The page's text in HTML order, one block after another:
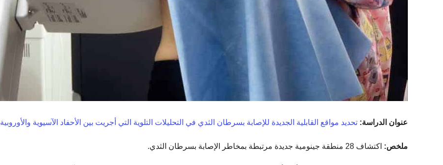
عنوان الدراسة: تحديد مواقع القابلية الجديدة للإصابة بسرطان الثدي في التحليلات التلوية التي أجريت بين الأحفاد الآسيوية والأوروبية
ملخص: اكتشاف 28 منطقة جينومية جديدة مرتبطة بمخاطر الإصابة بسرطان الثدي.